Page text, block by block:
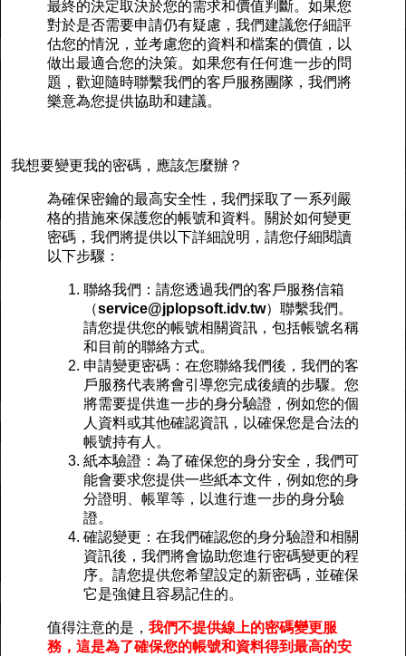
最終的決定取決於您的需求和價值判斷。如果您
對於是否需要申請仍有疑慮，我們建議您仔細評
估您的情況，並考慮您的資料和檔案的價值，以
做出最適合您的決策。如果您有任何進一步的問
題，歡迎隨時聯繫我們的客戶服務團隊，我們將
樂意為您提供協助和建議。
我想要變更我的密碼，應該怎麼辦？
為確保密鑰的最高安全性，我們採取了一系列嚴
格的措施來保護您的帳號和資料。關於如何變更
密碼，我們將提供以下詳細說明，請您仔細閱讀
以下步驟：
聯絡我們：請您透過我們的客戶服務信箱
（service@jplopsoft.idv.tw）聯繫我們。
請您提供您的帳號相關資訊，包括帳號名稱
和目前的聯絡方式。
申請變更密碼：在您聯絡我們後，我們的客
戶服務代表將會引導您完成後續的步驟。您
將需要提供進一步的身分驗證，例如您的個
人資料或其他確認資訊，以確保您是合法的
帳號持有人。
紙本驗證：為了確保您的身分安全，我們可
能會要求您提供一些紙本文件，例如您的身
分證明、帳單等，以進行進一步的身分驗
證。
確認變更：在我們確認您的身分驗證和相關
資訊後，我們將會協助您進行密碼變更的程
序。請您提供您希望設定的新密碼，並確保
它是強健且容易記住的。
值得注意的是， 我們不提供線上的密碼變更服
務，這是為了確保您的帳號和資料得到最高的安